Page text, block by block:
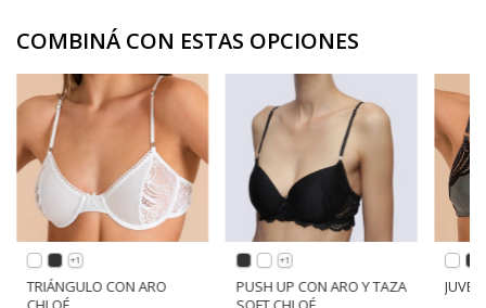
COMBINÁ CON ESTAS OPCIONES
+1
TRIÁNGULO CON ARO
+1
PUSH UP CON ARO Y TAZA